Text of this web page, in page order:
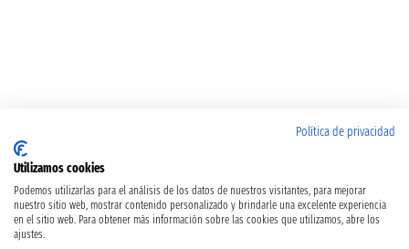
Política de privacidad
Utilizamos cookies
Podemos utilizarlas para el análisis de los datos de nuestros visitantes, para mejorar
nuestro sitio web, mostrar contenido personalizado y brindarle una excelente experiencia
en el sitio web. Para obtener más información sobre las cookies que utilizamos, abre los
ajustes.